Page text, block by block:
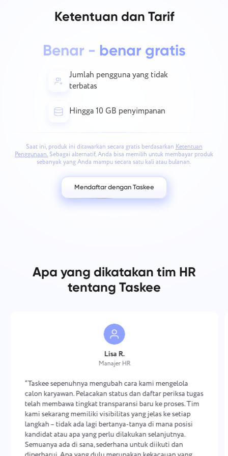
Ketentuan dan Tarif
Benar - benar gratis
Jumlah pengguna yang tidak
terbatas
Hingga 10 GB penyimpanan
Saat ini, produk ini ditawarkan secara gratis berdasarkanKetentuan
Penggunaan. Sebagai alternatif, Anda bisa memilih untuk membayar produk
sebanyak yang Anda mampu secara satu kali atau bulanan.
Mendaftar dengan Taskee
Apa yang dikatakan tim HR
tentang Taskee
Lisa R.
Manajer HR
“Taskee sepenuhnya mengubah cara kami mengelola
calon karyawan. Pelacakan status dan daftar periksa tugas
telah membawa tingkat transparansi baru ke proses. Tim
kami sekarang memiliki visibilitas yang jelas ke setiap
langkah – tidak ada lagi bertanya-tanya di mana posisi
kandidat atau apa yang perlu dilakukan selanjutnya.
Semuanya ada di sana, sederhana untuk diikuti dan